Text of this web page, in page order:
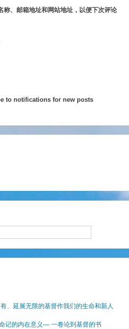
称、邮箱地址和网站地址，以便下次评论
to notifications for new posts
、延展无限的基督作我们的生命和新人
记的内在意义— 一卷论到基督的书